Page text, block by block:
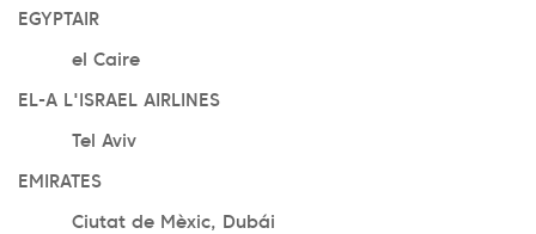
EGYPTAIR
el Caire
EL-A L'ISRAEL AIRLINES
Tel Aviv
EMIRATES
Ciutat de Mèxic, Dubái